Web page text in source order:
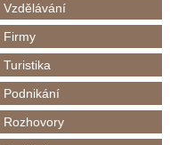
Vzdělávání
Firmy
Turistika
Podnikání
Rozhovory